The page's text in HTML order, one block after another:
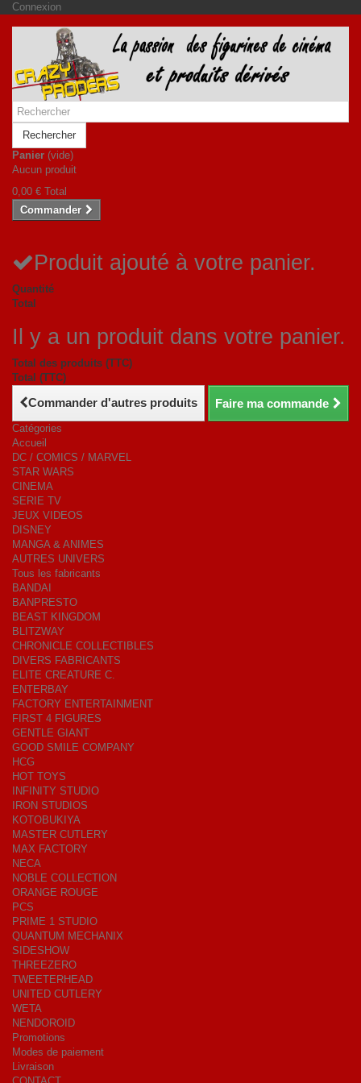
Connexion
Rechercher
Panier (vide)
Aucun produit
0,00 € Total
Commander
Produit ajouté à votre panier.
Quantité
Total
Il y a un produit dans votre panier.
Total des produits (TTC)
Total (TTC)
Commander d'autres produits Faire ma commande
Catégories
Accueil
DC / COMICS / MARVEL
STAR WARS
CINEMA
SERIE TV
JEUX VIDEOS
DISNEY
MANGA & ANIMES
AUTRES UNIVERS
Tous les fabricants
BANDAI
BANPRESTO
BEAST KINGDOM
BLITZWAY
CHRONICLE COLLECTIBLES
DIVERS FABRICANTS
ELITE CREATURE C.
ENTERBAY
FACTORY ENTERTAINMENT
FIRST 4 FIGURES
GENTLE GIANT
GOOD SMILE COMPANY
HCG
HOT TOYS
INFINITY STUDIO
IRON STUDIOS
KOTOBUKIYA
MASTER CUTLERY
MAX FACTORY
NECA
NOBLE COLLECTION
ORANGE ROUGE
PCS
PRIME 1 STUDIO
QUANTUM MECHANIX
SIDESHOW
THREEZERO
TWEETERHEAD
UNITED CUTLERY
WETA
NENDOROID
Promotions
Modes de paiement
Livraison